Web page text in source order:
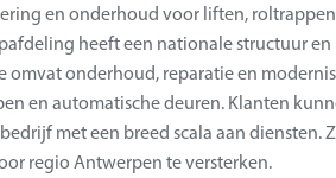
en onderhoud voor liften,
heeft een nationale structuur
omvat onderhoud, reparatie en
en automatische deuren. Klanten
met een breed scala aan diensten.
regio Antwerpen te versterken.